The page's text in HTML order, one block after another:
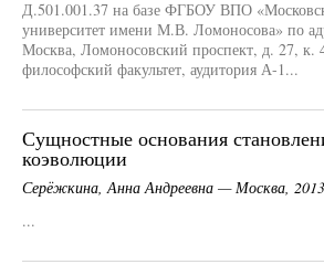
Д.501.001.37 на базе ФГБОУ ВПО
университет имени М.В. Ломоносова» по
Москва, Ломоносовский проспект, д. 27,
философский факультет, аудитория А-1...
Сущностные основания
коэволюции
Серёжкина, Анна Андреевна — Москва, 2013
...